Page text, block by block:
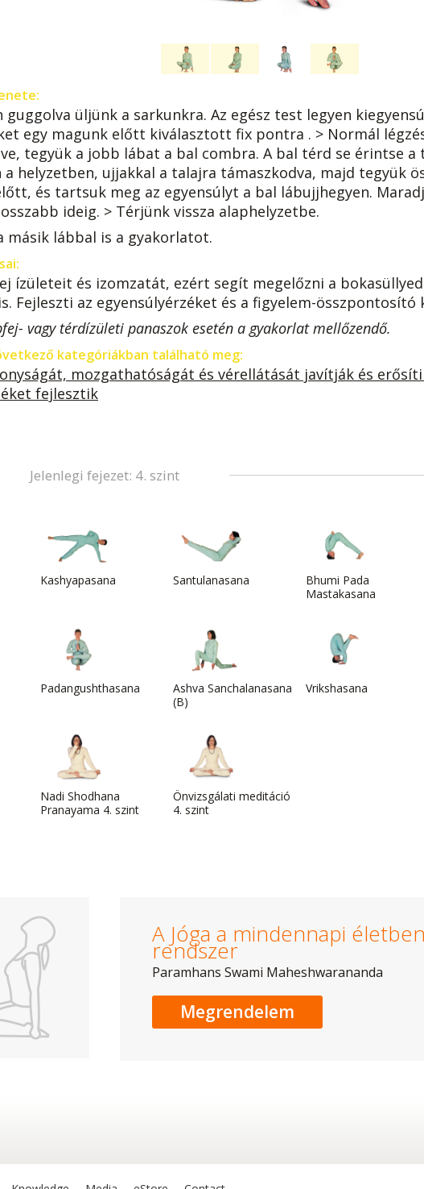
guggolva üljünk a sarkunkra. Az egész test legyen
egy magunk előtt kiválasztott fix pontra . > Normál
tegyük a jobb lábat a bal combra. A bal térd se érintse a
helyzetben, ujjakkal a talajra támaszkodva, majd tegyük
és tartsuk meg az egyensúlyt a bal lábujjhegyen.
ideig. > Térjünk vissza alaphelyzetbe.
másik lábbal is a gyakorlatot.
ízületeit és izomzatát, ezért segít megelőzni a
Fejleszti az egyensúlyérzéket és a figyelem-összpontosító
vagy térdízületi panaszok esetén a gyakorlat mellőzendő.
kategóriákban található meg:
mozgathatóságát és vérellátását javítják és
fejlesztik
Jelenlegi fejezet: 4. szint
Kashyapasana Santulanasana
Bhumi Pada
Mastakasana
Padangushthasana
Ashva Sanchalanasana
(B)
Vrikshasana
Nadi Shodhana
Pranayama 4. szint
Önvizsgálati meditáció
4. szint
A Jóga a mindennapi
rendszer
Paramhans Swami Maheshwarananda
Megrendelem